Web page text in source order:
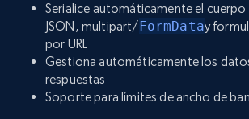
Serialice automáticamente el cuerpo
JSON, multipart/FormDatay
por URL
Gestiona automáticamente los
respuestas
Soporte para límites de ancho de